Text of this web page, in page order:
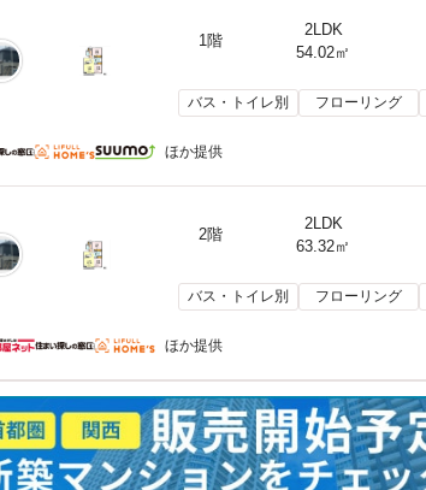
1階
2LDK
54.02㎡
バス・トイレ別 フローリング
ほか提供
2階
2LDK
63.32㎡
バス・トイレ別 フローリング
ほか提供